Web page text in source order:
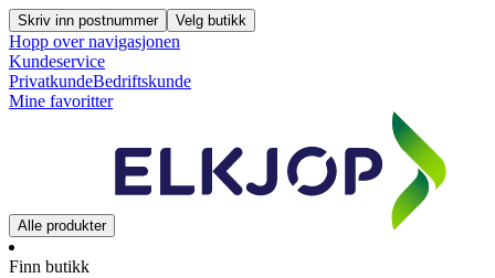
Skriv inn postnummer Velg butikk
Hopp over navigasjonen
Kundeservice
PrivatkundeBedriftskunde
Mine favoritter
Alle produkter
Finn butikk